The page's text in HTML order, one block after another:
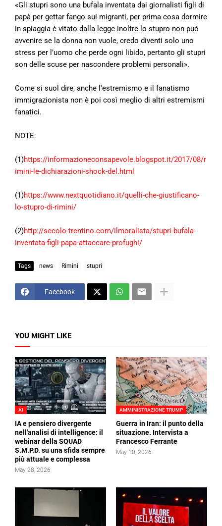
«Gli stupri sono una bufala inventata dai giornalisti figli di
papà per gettar fango sui migranti, per prima cosa dormire
in spiaggia è vitato dalla legge inoltre lo stupro non può
avvenire se la donna non vuole, credo diventi solo uno
stress per l’uomo che perde ogni libido, pertanto gli stupri
son delle scuse per nascondere problemi personali».
Come si suol dire, anche l'estremismo e il fanatismo
immigrazionista non è poi così meglio di altri estremismi
fanatici.
NOTE:
(1)https://informazioneconsapevole.blogspot.it/2017/08/r
imini-le-dichiarazioni-shock-del.html
(1)https://www.nextquotidiano.it/quelli-che-giustificano-
lo-stupro-di-rimini/
(2)http://secolo-trentino.com/ilmoralista/stupri-bufala-
inventata-figli-papa-attaccare-profughi/
Tags news Rimini stupri
Facebook
YOU MIGHT LIKE
AI
IA e pensiero divergente
nell'analisi di intelligence: il
webinar della SQUAD
S.M.P.D. su una sfida sempre
più attuale e complessa
May 28, 2026
AMMINISTRAZIONE TRUMP
Guerra in Iran: il punto della
situazione. Intervista a
Francesco Ferrante
May 10, 2026